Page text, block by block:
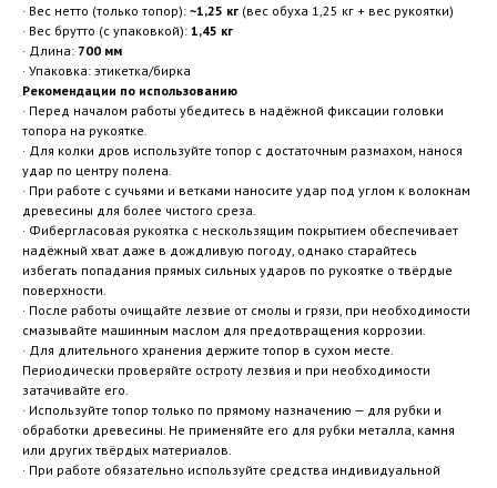
· Вес нетто (только топор): ~1,25 кг (вес обуха 1,25 кг + вес рукоятки)
· Вес брутто (с упаковкой): 1,45 кг
· Длина: 700 мм
· Упаковка: этикетка/бирка
Рекомендации по использованию
· Перед началом работы убедитесь в надёжной фиксации головки
топора на рукоятке.
· Для колки дров используйте топор с достаточным размахом, нанося
удар по центру полена.
· При работе с сучьями и ветками наносите удар под углом к волокнам
древесины для более чистого среза.
· Фибергласовая рукоятка с нескользящим покрытием обеспечивает
надёжный хват даже в дождливую погоду, однако старайтесь
избегать попадания прямых сильных ударов по рукоятке о твёрдые
поверхности.
· После работы очищайте лезвие от смолы и грязи, при необходимости
смазывайте машинным маслом для предотвращения коррозии.
· Для длительного хранения держите топор в сухом месте.
Периодически проверяйте остроту лезвия и при необходимости
затачивайте его.
· Используйте топор только по прямому назначению — для рубки и
обработки древесины. Не применяйте его для рубки металла, камня
или других твёрдых материалов.
· При работе обязательно используйте средства индивидуальной